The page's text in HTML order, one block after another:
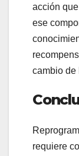
acción
ese
cambio de
requiere